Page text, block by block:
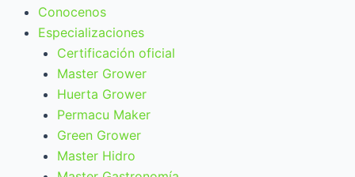
Conocenos
Especializaciones
Certificación oficial
Master Grower
Huerta Grower
Permacu Maker
Green Grower
Master Hidro